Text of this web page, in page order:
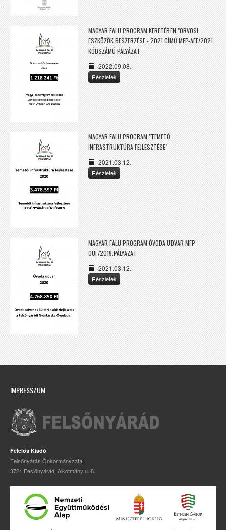
MAGYAR FALU PROGRAM KERETÉBEN "ORVOSI
ESZKÖZÖK BESZERZÉSE - 2021 CÍMŰ MFP-AEE/2021
KÓDSZÁMÚ PÁLYÁZAT
2022.09.08.
Részletek
MAGYAR FALU PROGRAM "TEMETŐ
INFRASTRUKTÚRA FEJLESZTÉSE"
2021.03.12.
Részletek
MAGYAR FALU PROGRAM ÓVODA UDVAR MFP-
OUF/2019.PÁLYÁZAT
2021.03.12.
Részletek
IMPRESSZUM
Felelős Kiadó
Felsőnyárás Önkormányzata
3721 Feslőnyárád, Alkotmány u. 8.